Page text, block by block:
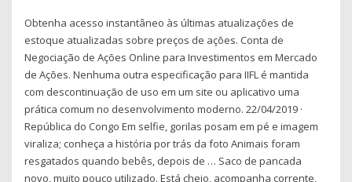
Obtenha acesso instantâneo às últimas atualizações de
estoque atualizadas sobre preços de ações. Conta de
Negociação de Ações Online para Investimentos em Mercado
de Ações. Nenhuma outra especificação para IIFL é mantida
com descontinuação de uso em um site ou aplicativo uma
prática comum no desenvolvimento moderno. 22/04/2019 ·
República do Congo Em selfie, gorilas posam em pé e imagem
viraliza; conheça a história por trás da foto Animais foram
resgatados quando bebês, depois de … Saco de pancada
novo, muito pouco utilizado. Está cheio, acompanha corrente,